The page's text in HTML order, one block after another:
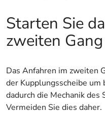
Starten Sie
zweiten Gang
Das Anfahren im zweiten
der Kupplungsscheibe
dadurch die Mechanik des
Vermeiden Sie dies daher.